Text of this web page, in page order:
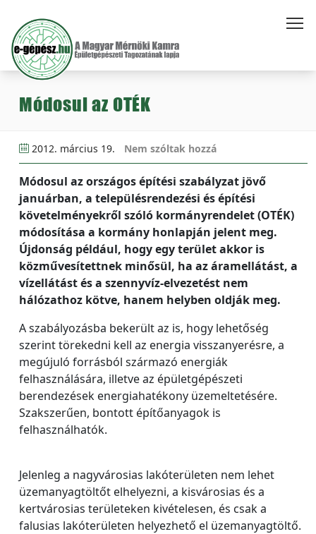
Módosul az OTÉK
2012. március 19. Nem szóltak hozzá
Módosul az országos építési szabályzat jövő
januárban, a településrendezési és építési
követelményekről szóló kormányrendelet (OTÉK)
módosítása a kormány honlapján jelent meg.
Újdonság például, hogy egy terület akkor is
közművesítettnek minősül, ha az áramellátást, a
vízellátást és a szennyvíz-elvezetést nem
hálózathoz kötve, hanem helyben oldják meg.
A szabályozásba bekerült az is, hogy lehetőség
szerint törekedni kell az energia visszanyerésre, a
megújuló forrásból származó energiák
felhasználására, illetve az épületgépészeti
berendezések energiahatékony üzemeltetésére.
Szakszerűen, bontott építőanyagok is
felhasználhatók.
Jelenleg a nagyvárosias lakóterületen nem lehet
üzemanyagtöltőt elhelyezni, a kisvárosias és a
kertvárosias területeken kivételesen, és csak a
falusias lakóterületen helyezhető el üzemanyagtöltő.